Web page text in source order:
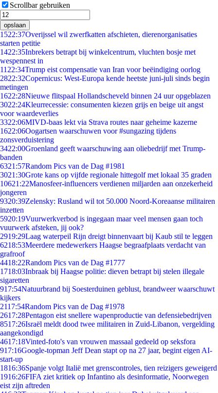
Scrollbar gebruiken
opslaan
1522:37Overijssel wil zwerfkatten afschieten, dierenorganisaties
starten petitie
1422:35Inbrekers betrapt bij winkelcentrum, vluchten bosje met
wespennest in
11 22:34Trump eist compensatie van Iran voor beëindiging oorlog
2822:32Copernicus: West-Europa kende heetste juni-juli sinds begin
metingen
1622:28Nieuwe flitspaal Hollandscheveld binnen 24 uur opgeblazen
3022:24Kleurrecessie: consumenten kiezen grijs en beige uit angst
voor waardeverlies
3322:06MIVD-baas lekt via Strava routes naar geheime kazerne
1622:06Oogartsen waarschuwen voor #sungazing tijdens
zonsverduistering
3422:00Groenland geeft waarschuwing aan oliebedrijf met Trump-
banden
6321:57Random Pics van de Dag #1981
3021:30Grote kans op vijfde regionale hittegolf met lokaal 35 graden
10621:22Manosfeer-influencers verdienen miljarden aan onzekerheid
jongeren
9320:39Zelensky: Rusland wil tot 50.000 Noord-Koreaanse militairen
inzetten
5920:19Vuurwerkverbod is ingegaan maar veel mensen gaan toch
vuurwerk afsteken, jij ook?
2919:29Laag waterpeil Rijn dreigt binnenvaart bij Kaub stil te leggen
6218:53Meerdere medewerkers Haagse begraafplaats verdacht van
grafroof
4418:22Random Pics van de Dag #1777
1718:03Inbraak bij Haagse politie: dieven betrapt bij stelen illegale
sigaretten
917:54Natuurbrand bij Soesterduinen geblust, brandweer waarschuwt
kijkers
2117:54Random Pics van de Dag #1978
2617:28Pentagon eist snellere wapenproductie van defensiebedrijven
8517:26Israël meldt dood twee militairen in Zuid-Libanon, vergelding
aangekondigd
4617:18Vinted-foto's van vrouwen massaal gedeeld op seksfora
917:16Google-topman Jeff Dean stapt op na 27 jaar, begint eigen AI-
start-up
1816:36Spanje volgt Italië met grenscontroles, tien reizigers geweigerd
1916:26FIFA ziet kritiek op Infantino als desinformatie, Noorwegen
eist zijn aftreden